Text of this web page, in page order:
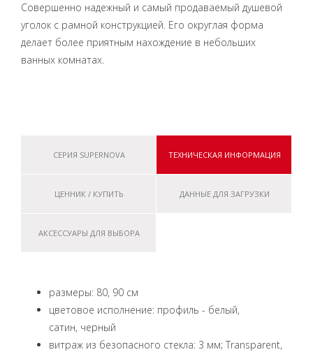
Совершенно надежный и самый продаваемый душевой
уголок с рамной конструкцией. Его округлая форма
делает более приятным нахождение в небольших
ванных комнатах.
СЕРИЯ SUPERNOVA ТЕХНИЧЕСКАЯ ИНФОРМАЦИЯ
ЦЕННИК / КУПИТЬ ДАННЫЕ ДЛЯ ЗАГРУЗКИ
АКСЕССУАРЫ ДЛЯ ВЫБОРА
размеры: 80, 90 см
цветовое исполнение: профиль - белый,
сатин, черный
витраж из безопасного стекла: 3 мм; Transparent,